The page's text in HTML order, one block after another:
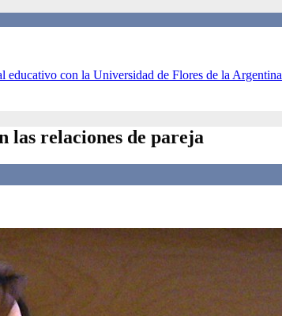
educativo con la Universidad de Flores de la Argentina
las relaciones de pareja